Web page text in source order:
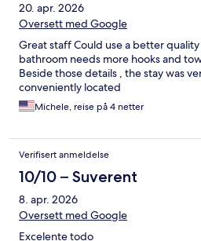
20. apr. 2026
Oversett med Google
Great staff Could use a better
bathroom needs more hooks and
Beside those details , the stay was
conveniently located
Michele, reise på 4 netter
Verifisert anmeldelse
10/10 – Suverent
8. apr. 2026
Oversett med Google
Excelente todo